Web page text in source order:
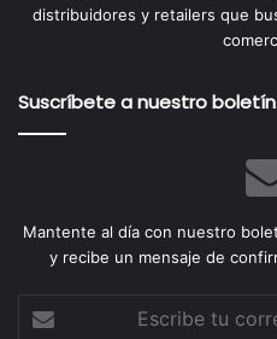
distribuidores y retailers que
Suscríbete a nuestro boletín
Mantente al día con nuestro
y recibe un mensaje de